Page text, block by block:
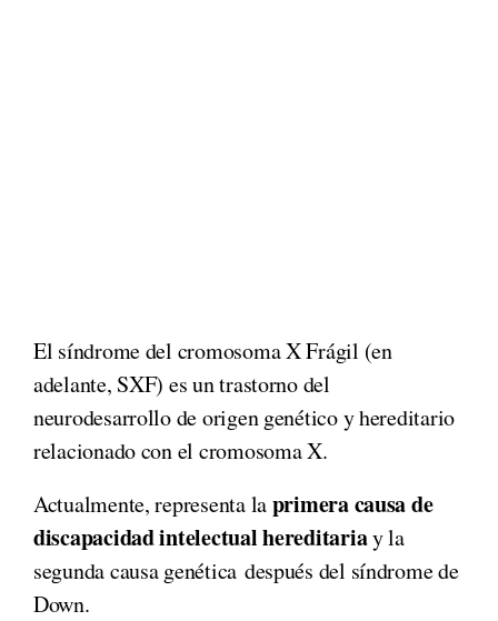
El síndrome del cromosoma X Frágil (en
adelante, SXF) es un trastorno del
neurodesarrollo de origen genético y hereditario
relacionado con el cromosoma X.
Actualmente, representa laprimera causa de
discapacidad intelectual hereditariay la
segunda causa genética después del síndrome de
Down.